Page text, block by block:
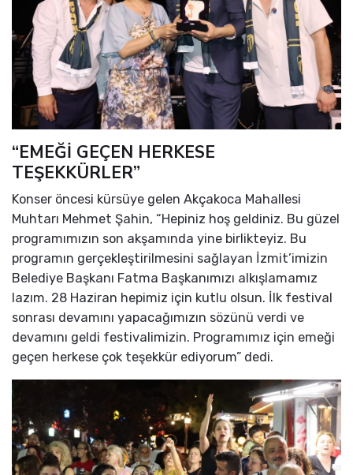
“EMEĞİ GEÇEN HERKESE
TEŞEKKÜRLER”
Konser öncesi kürsüye gelen Akçakoca Mahallesi
Muhtarı Mehmet Şahin, “Hepiniz hoş geldiniz. Bu güzel
programımızın son akşamında yine birlikteyiz. Bu
programın gerçekleştirilmesini sağlayan İzmit’imizin
Belediye Başkanı Fatma Başkanımızı alkışlamamız
lazım. 28 Haziran hepimiz için kutlu olsun. İlk festival
sonrası devamını yapacağımızın sözünü verdi ve
devamını geldi festivalimizin. Programımız için emeği
geçen herkese çok teşekkür ediyorum” dedi.